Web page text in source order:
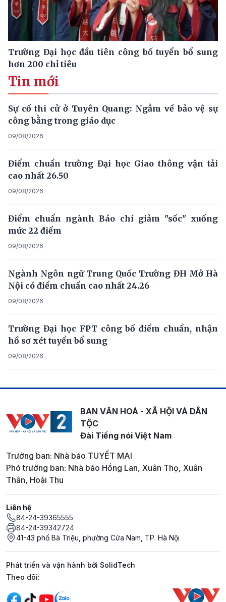
Trường Đại học đầu tiên công bố tuyển bổ sung
hơn 200 chỉ tiêu
Tin mới
Sự cố thi cử ở Tuyên Quang: Ngẫm về bảo vệ sự
công bằng trong giáo dục
09/08/2026
Điểm chuẩn trường Đại học Giao thông vận tải
cao nhất 26.50
09/08/2026
Điểm chuẩn ngành Báo chí giảm "sốc" xuống
mức 22 điểm
09/08/2026
Ngành Ngôn ngữ Trung Quốc Trường ĐH Mở Hà
Nội có điểm chuẩn cao nhất 24.26
09/08/2026
Trường Đại học FPT công bố điểm chuẩn, nhận
hồ sơ xét tuyển bổ sung
09/08/2026
BAN VĂN HOÁ - XÃ HỘI VÀ DÂN
TỘC
Đài Tiếng nói Việt Nam
Trưởng ban: Nhà báo TUYẾT MAI
Phó trưởng ban: Nhà báo Hồng Lan, Xuân Thọ, Xuân
Thân, Hoài Thu
Liên hệ
84-24-39365555
84-24-39342724
41-43 phố Bà Triệu, phường Cửa Nam, TP. Hà Nội
Phát triển và vận hành bởi SolidTech
Mạng xã hội
Theo dõi: